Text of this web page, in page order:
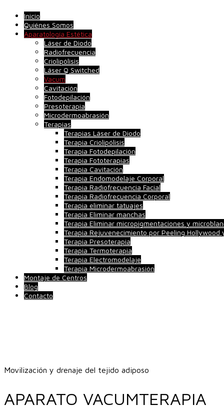
Inicio
Quiénes Somos
Aparatología Estética
Láser de Diodo
Radiofrecuencia
Criolipólisis
Láser Q Switched
Vacum
Cavitación
Fotodepilación
Presoterapia
Microdermoabrasión
Terapias
Terapias Láser de Diodo
Terapia Criolipólisis
Terapia Fotodepilación
Terapia Fototerapias
Terapia Cavitación
Terapia Endomodelaje Corporal
Terapia Radiofrecuencia Facial
Terapia Radiofrecuencia Corporal
Terapia eliminar tatuajes
Terapia Eliminar manchas
Terapia Eliminar micropigmentaciones y
Terapia Rejuvenecimiento por Peeling
Terapia Presoterapia
Terapia Termoterapia
Terapia Electromodelaje
Terapia Microdermoabrasión
Montaje de Centros
Blog
Contacto
Movilización y drenaje del tejido adiposo
APARATO VACUMTERAPIA